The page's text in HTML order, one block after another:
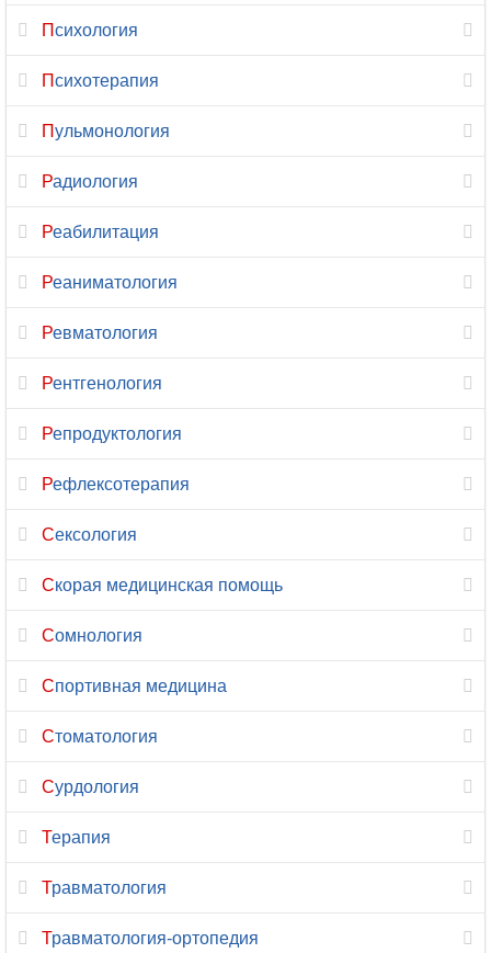
ортопедия
Трансфузиология
Трихология
УЗИ
Урология
диагностика
Химиотерапия
Хирургия
Психология
Психотерапия
Пульмонология
Радиология
Реабилитация
Реаниматология
Ревматология
Рентгенология
Репродуктология
Рефлексотерапия
Сексология
Скорая медицинская помощь
Сомнология
Спортивная медицина
Стоматология
Сурдология
Терапия
Травматология
Травматология-ортопедия